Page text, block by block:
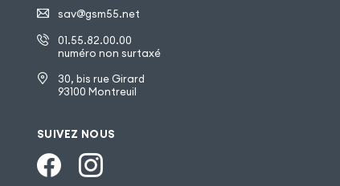
sav@gsm55.net
01.55.82.00.00
numéro non surtaxé
30, bis rue Girard
93100 Montreuil
SUIVEZ NOUS